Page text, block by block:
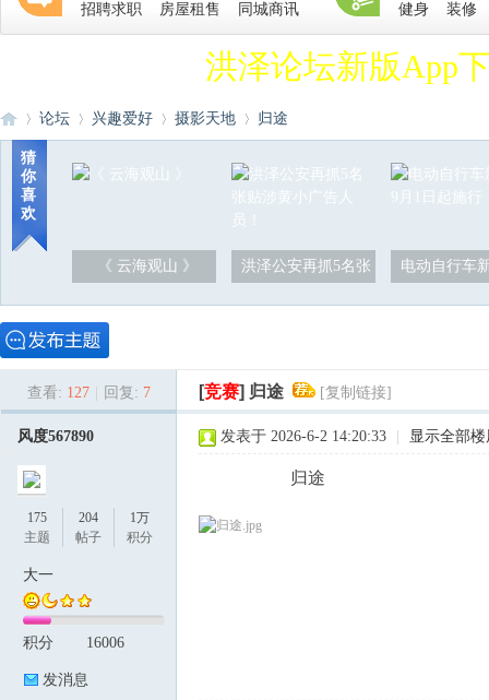
招聘求职
房屋租售 同城商讯
健身
装修
洪泽论坛新版App
»
论坛 兴趣爱好 摄影天地 归途
猜
你
喜
欢
《 云海观山 》 洪泽公安再抓5名张 电动自行车
查看: 127 回复: 7 [竞赛] 归途 [复制链接]
风度567890
175
主题
204
帖子
1万
积分
大一
积分 16006
发消息
发表于 2026-6-2 14:20:33 显示全部楼
归途